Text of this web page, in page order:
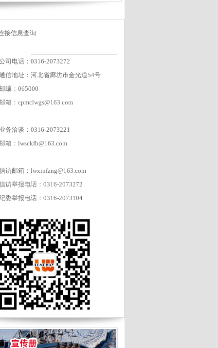
接信息查询
司电话：0316-2073272
信地址：河北省廊坊市金光道54号
编：065000
箱：cpmclwgs@163.com
务洽谈：0316-2073221
箱：lwsckfb@163.com
访邮箱：lwxinfang@163.com
访举报电话：0316-2073272
委举报电话：0316-2073104